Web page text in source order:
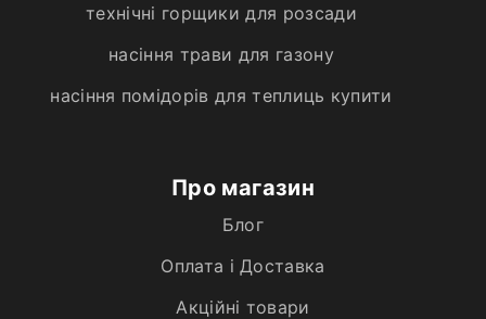
технічні горщики для розсади
насіння трави для газону
насіння помідорів для теплиць купити
Про магазин
Блог
Оплата і Доставка
Акційні товари